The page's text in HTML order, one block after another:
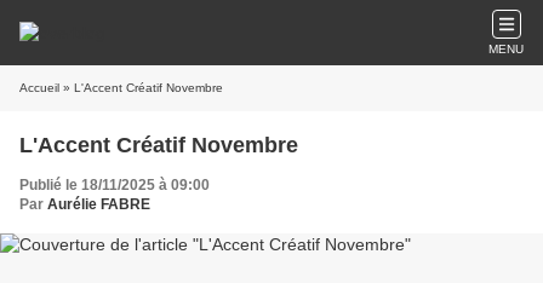
MENU
Accueil » L'Accent Créatif Novembre
L'Accent Créatif Novembre
Publié le 18/11/2025 à 09:00
Par Aurélie FABRE